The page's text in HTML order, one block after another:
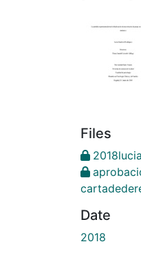
Files
Date
2018